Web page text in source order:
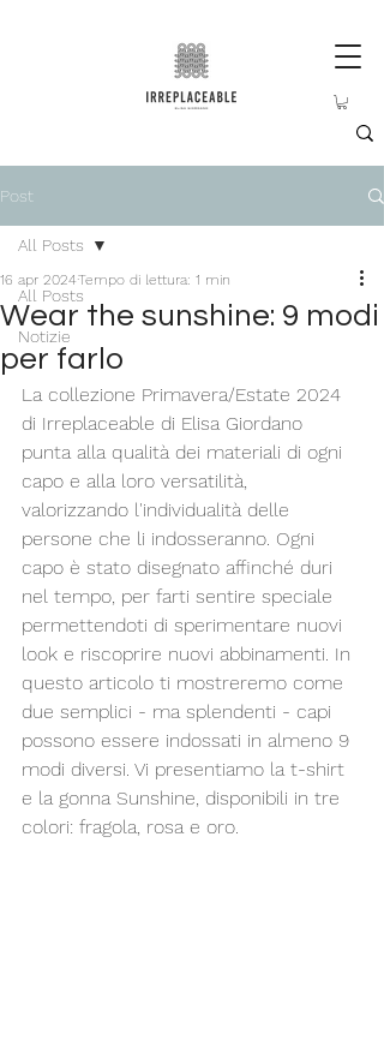
Post
All Posts
Notizie
All Posts
Wear the sunshine: 9 modi
per farlo
16 apr 2024Tempo di lettura: 1 min
La collezione Primavera/Estate 2024
di Irreplaceable di Elisa Giordano
punta alla qualità dei materiali di ogni
capo e alla loro versatilità,
valorizzando l'individualità delle
persone che li indosseranno. Ogni
capo è stato disegnato affinché duri
nel tempo, per farti sentire speciale
permettendoti di sperimentare nuovi
look e riscoprire nuovi abbinamenti. In
questo articolo ti mostreremo come
due semplici - ma splendenti - capi
possono essere indossati in almeno 9
modi diversi. Vi presentiamo la t-shirt
e la gonna Sunshine, disponibili in tre
colori: fragola, rosa e oro.